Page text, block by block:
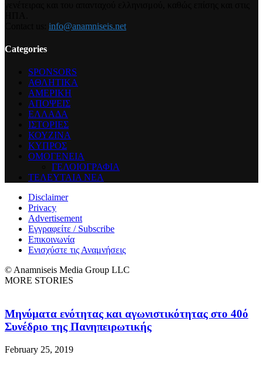
info@anamniseis.net
Categories
SPONSORS
ΑΘΛΗΤΙΚΑ
ΑΜΕΡΙΚΗ
ΑΠΟΨΕΙΣ
ΕΛΛΑΔΑ
ΙΣΤΟΡΙΕΣ
ΚΟΥΖΙΝΑ
ΚΥΠΡΟΣ
ΟΜΟΓΕΝΕΙΑ
ΓΕΛΟΙΟΓΡΑΦΙΑ
ΤΕΛΕΥΤΑΙΑ ΝΕΑ
Disclaimer
Privacy
Advertisement
Εγγραφείτε / Subscribe
Επικοινωνία
Ενισχύστε τις Αναμνήσεις
© Anamniseis Media Group LLC
MORE STORIES
Μηνύματα ενότητας και αγωνιστικότητας στο 40ό
Συνέδριο της Πανηπειρωτικής
February 25, 2019